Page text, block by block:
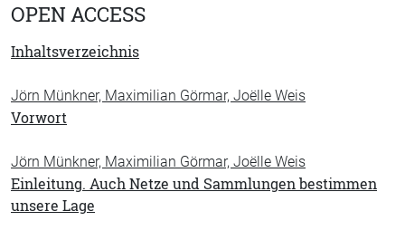
OPEN ACCESS
Inhaltsverzeichnis
Jörn Münkner, Maximilian Görmar, Joëlle Weis
Vorwort
Jörn Münkner, Maximilian Görmar, Joëlle Weis
Einleitung. Auch Netze und Sammlungen bestimmen
unsere Lage